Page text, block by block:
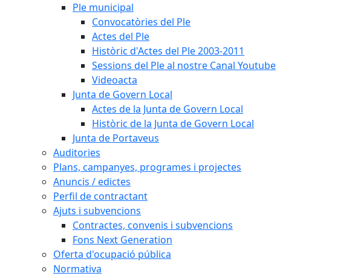
Ple municipal
Convocatòries del Ple
Actes del Ple
Històric d'Actes del Ple 2003-2011
Sessions del Ple al nostre Canal Youtube
Videoacta
Junta de Govern Local
Actes de la Junta de Govern Local
Històric de la Junta de Govern Local
Junta de Portaveus
Auditories
Plans, campanyes, programes i projectes
Anuncis / edictes
Perfil de contractant
Ajuts i subvencions
Contractes, convenis i subvencions
Fons Next Generation
Oferta d'ocupació pública
Normativa